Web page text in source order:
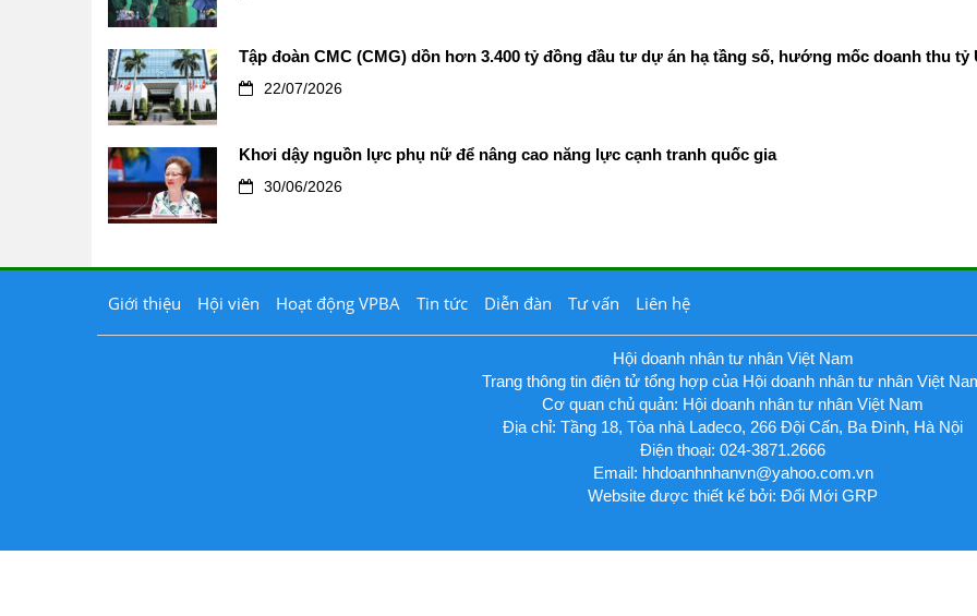
Tập đoàn CMC (CMG) dồn hơn 3.400 tỷ đồng đầu tư dự án hạ tầng số, hướng mốc doanh thu tỷ
22/07/2026
Khơi dậy nguồn lực phụ nữ để nâng cao năng lực cạnh tranh quốc gia
30/06/2026
Giới thiệu Hội viên Hoạt động VPBA Tin tức Diễn đàn Tư vấn Liên hệ
Hội doanh nhân tư nhân Việt Nam
Trang thông tin điện tử tổng hợp của Hội doanh nhân tư nhân Việt
Cơ quan chủ quản: Hội doanh nhân tư nhân Việt Nam
Địa chỉ: Tầng 18, Tòa nhà Ladeco, 266 Đội Cấn, Ba Đình, Hà Nội
Điện thoại: 024-3871.2666
Email: hhdoanhnhanvn@yahoo.com.vn
Website được thiết kế bởi: Đổi Mới GRP